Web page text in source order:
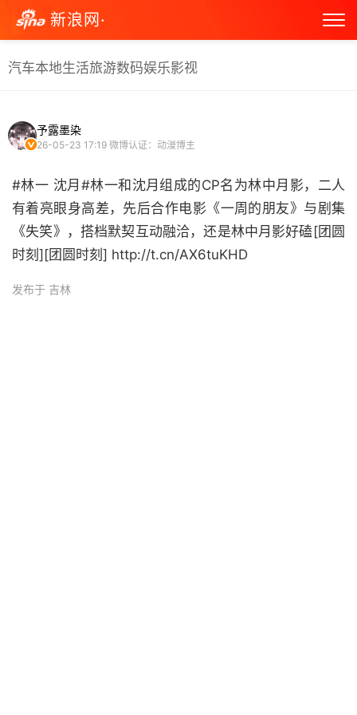
新浪网·
汽车本地生活旅游数码娱乐影视
予露墨染
26-05-23 17:19 微博认证：动漫博主
#林一 沈月#林一和沈月组成的CP名为林中月影，二人
有着亮眼身高差，先后合作电影《一周的朋友》与剧集
《失笑》，搭档默契互动融洽，还是林中月影好磕[团圆
时刻][团圆时刻] http://t.cn/AX6tuKHD ​
发布于 吉林